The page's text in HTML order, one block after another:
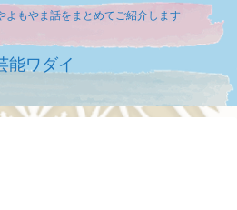
よもやま話をまとめてご紹介します
能ワダイ